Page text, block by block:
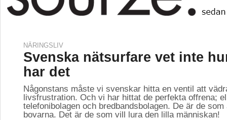
NÄRINGSLIV
Svenska nätsurfare vet inte
har det
Någonstans måste vi svenskar hitta en ventil att
livsfrustration. Och vi har hittat de perfekta offrena;
telefonibolagen och bredbandsbolagen. De är de
bovarna. Det är de som vill lura den lilla människan!